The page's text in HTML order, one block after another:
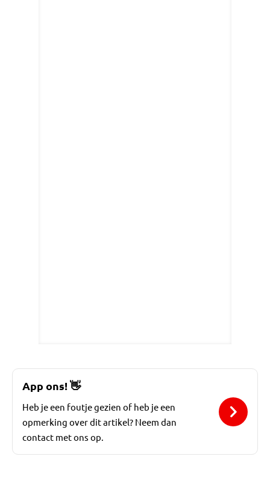
App ons!👋
Heb je een foutje gezien of heb je een
opmerking over dit artikel? Neem dan
contact met ons op.